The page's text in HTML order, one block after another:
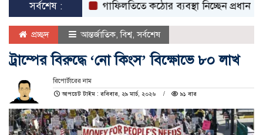
সর্বশেষ :
গাফিলতিতে কঠোর ব্যবস্থা নিচ্ছেন প্রধানমন্ত্রী: রিজভী
প্রচ্ছদ আন্তর্জাতিক,বিশ্ব,সর্বশেষ
ট্রাম্পের বিরুদ্ধে ‘নো কিংস’ বিক্ষোভে ৮০ লাখ
রিপোর্টারের নাম
আপডেট টাইম : রবিবার, ২৯ মার্চ, ২০২৬
৯১ বার